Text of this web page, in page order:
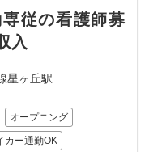
従の看護師募
入
星ヶ丘駅
オープニング
カー通勤OK